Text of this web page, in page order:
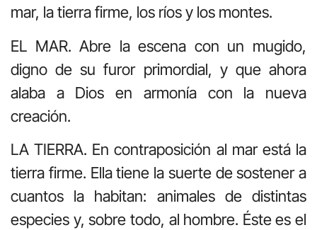
mar, la tierra firme, los ríos y los montes.
EL MAR. Abre la escena con un mugido,
digno de su furor primordial, y que ahora
alaba a Dios en armonía con la nueva
creación.
LA TIERRA. En contraposición al mar está la
tierra firme. Ella tiene la suerte de sostener a
cuantos la habitan: animales de distintas
especies y, sobre todo, al hombre. Éste es el